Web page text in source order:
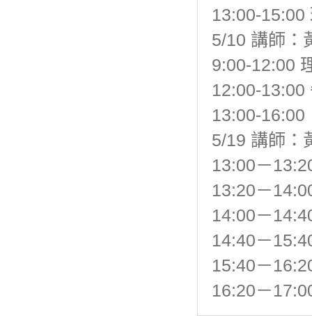
13:00-15:00
5/10 講師：
9:00-12:00
12:00-13:00
13:00-16:00
5/19 講師：
13:00－
13:20－
14:00－
14:40－
15:40－
16:20－